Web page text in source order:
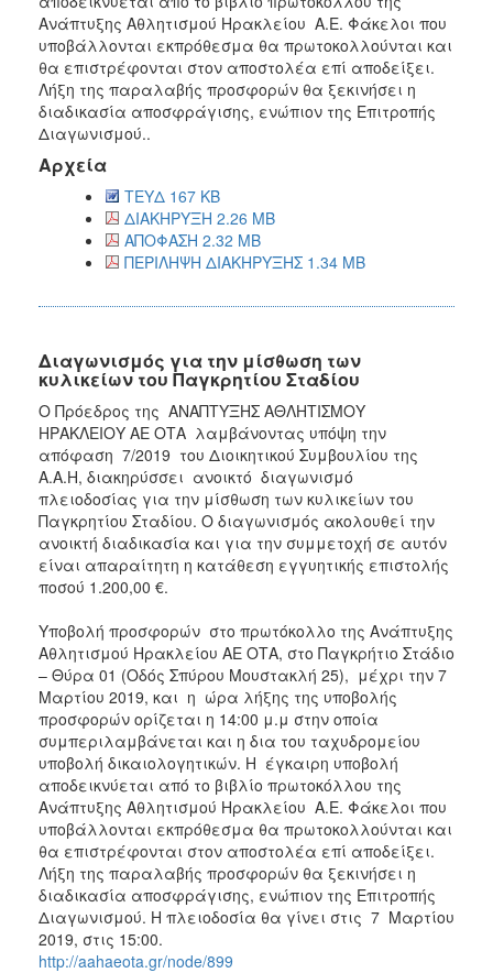
Ανάπτυξης Αθλητισμού Ηρακλείου Α.Ε. Φάκελοι που
υποβάλλονται εκπρόθεσμα θα πρωτοκολλούνται και
θα επιστρέφονται στον αποστολέα επί αποδείξει.
Λήξη της παραλαβής προσφορών θα ξεκινήσει η
διαδικασία αποσφράγισης, ενώπιον της Επιτροπής
Διαγωνισμού..
Αρχεία
ΤΕΥΔ 167 KB
ΔΙΑΚΗΡΥΞΗ 2.26 MB
ΑΠΟΦΑΣΗ 2.32 MB
ΠΕΡΙΛΗΨΗ ΔΙΑΚΗΡΥΞΗΣ 1.34 MB
Διαγωνισμός για την μίσθωση των
κυλικείων του Παγκρητίου Σταδίου
Ο Πρόεδρος της ΑΝΑΠΤΥΞΗΣ ΑΘΛΗΤΙΣΜΟΥ
ΗΡΑΚΛΕΙΟΥ ΑΕ ΟΤΑ λαμβάνοντας υπόψη την
απόφαση 7/2019 του Διοικητικού Συμβουλίου της
Α.Α.Η, διακηρύσσει ανοικτό διαγωνισμό
πλειοδοσίας για την μίσθωση των κυλικείων του
Παγκρητίου Σταδίου. Ο διαγωνισμός ακολουθεί την
ανοικτή διαδικασία και για την συμμετοχή σε αυτόν
είναι απαραίτητη η κατάθεση εγγυητικής επιστολής
ποσού 1.200,00 €.
Υποβολή προσφορών στο πρωτόκολλο της Ανάπτυξης
Αθλητισμού Ηρακλείου ΑΕ ΟΤΑ, στο Παγκρήτιο Στάδιο
– Θύρα 01 (Οδός Σπύρου Μουστακλή 25), μέχρι την 7
Μαρτίου 2019, και η ώρα λήξης της υποβολής
προσφορών ορίζεται η 14:00 μ.μ στην οποία
συμπεριλαμβάνεται και η δια του ταχυδρομείου
υποβολή δικαιολογητικών. Η έγκαιρη υποβολή
αποδεικνύεται από το βιβλίο πρωτοκόλλου της
Ανάπτυξης Αθλητισμού Ηρακλείου Α.Ε. Φάκελοι που
υποβάλλονται εκπρόθεσμα θα πρωτοκολλούνται και
θα επιστρέφονται στον αποστολέα επί αποδείξει.
Λήξη της παραλαβής προσφορών θα ξεκινήσει η
διαδικασία αποσφράγισης, ενώπιον της Επιτροπής
Διαγωνισμού. Η πλειοδοσία θα γίνει στις 7 Μαρτίου
2019, στις 15:00.
http://aahaeota.gr/node/899